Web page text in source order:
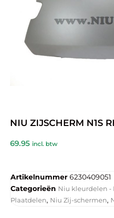
NIU ZIJSCHERM N1S
69.95 incl. btw
Artikelnummer 6230409051
Categorieën Niu kleurdelen -
Plaatdelen, Niu Zij-schermen,